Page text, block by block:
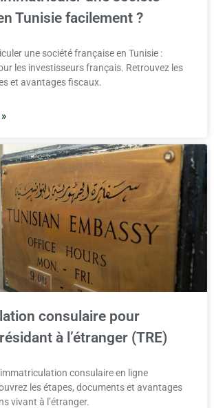
Tunisie facilement ?
une société française en Tunisie :
les investisseurs français. Retrouvez les
et avantages fiscaux.
consulaire pour
à l’étranger (TRE)
consulaire en ligne
les étapes, documents et avantages
vivant à l’étranger.